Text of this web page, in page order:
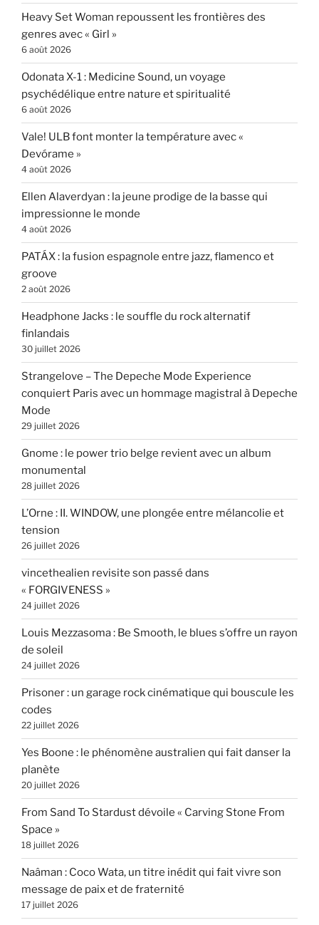
Heavy Set Woman repoussent les frontières des
genres avec « Girl »
6 août 2026
Odonata X-1 : Medicine Sound, un voyage
psychédélique entre nature et spiritualité
6 août 2026
Vale! ULB font monter la température avec «
Devórame »
4 août 2026
Ellen Alaverdyan : la jeune prodige de la basse qui
impressionne le monde
4 août 2026
PATÁX : la fusion espagnole entre jazz, flamenco et
groove
2 août 2026
Headphone Jacks : le souffle du rock alternatif
finlandais
30 juillet 2026
Strangelove – The Depeche Mode Experience
conquiert Paris avec un hommage magistral à Depeche
Mode
29 juillet 2026
Gnome : le power trio belge revient avec un album
monumental
28 juillet 2026
L’Orne : II. WINDOW, une plongée entre mélancolie et
tension
26 juillet 2026
vincethealien revisite son passé dans
« FORGIVENESS »
24 juillet 2026
Louis Mezzasoma : Be Smooth, le blues s’offre un rayon
de soleil
24 juillet 2026
Prisoner : un garage rock cinématique qui bouscule les
codes
22 juillet 2026
Yes Boone : le phénomène australien qui fait danser la
planète
20 juillet 2026
From Sand To Stardust dévoile « Carving Stone From
Space »
18 juillet 2026
Naâman : Coco Wata, un titre inédit qui fait vivre son
message de paix et de fraternité
17 juillet 2026